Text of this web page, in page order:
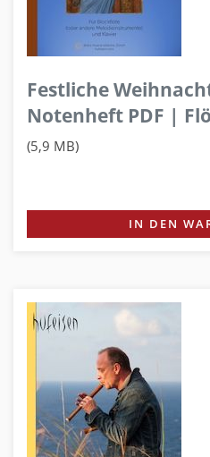
Festliche
Notenheft PDF |
(5,9 MB)
IN DEN